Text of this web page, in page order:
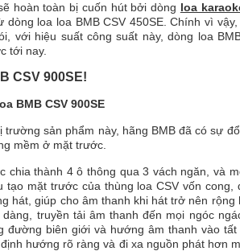
hoàn toàn bị cuốn hút bởi dòng loa
loa loa BMB CSV 450SE. Chính vì
với hiệu suất công suất này, dòng loa
tới nay.
CSV 900SE!
BMB CSV 900SE
trường sản phẩm này, hãng BMB đã có sự
mềm ở mặt trước.
thành 4 ô thông qua 3 vách ngăn, và
tạo mặt trước của thùng loa CSV vốn
hát, giúp cho âm thanh khi hát trở nên
truyền tải âm thanh đến mọi ngóc
đường biên giới và hướng âm thanh vào
hướng rõ ràng và đi xa nguồn phát hơn